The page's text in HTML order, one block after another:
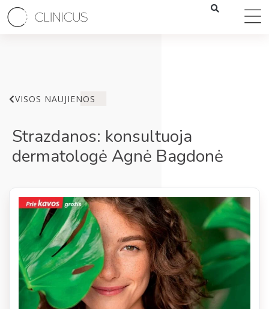
VISOS NAUJIENOS
Strazdanos: konsultuoja
dermatologė Agnė Bagdonė